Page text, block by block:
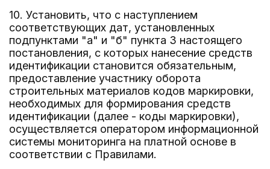
10. Установить, что с наступлением
соответствующих дат, установленных
подпунктами "а" и "б" пункта 3 настоящего
постановления, с которых нанесение средств
идентификации становится обязательным,
предоставление участнику оборота
строительных материалов кодов маркировки,
необходимых для формирования средств
идентификации (далее - коды маркировки),
осуществляется оператором информационной
системы мониторинга на платной основе в
соответствии с Правилами.